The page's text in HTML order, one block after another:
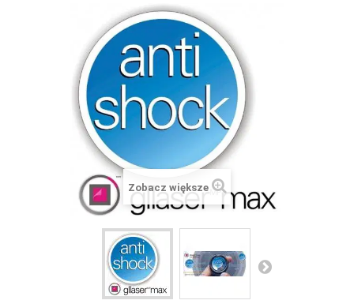
RAM MOUNTS
VOSTOK EUROPE ZEGARKI
VICTORINOX ZEGARKI
WENGER ZEGARKI
OBAKU DENMARK ZEGARKI
POLECANE PRODUKTY
Zobacz większe